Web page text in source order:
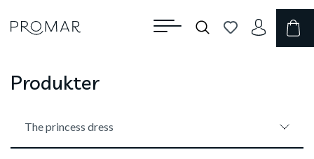
Produkter
The princess dress